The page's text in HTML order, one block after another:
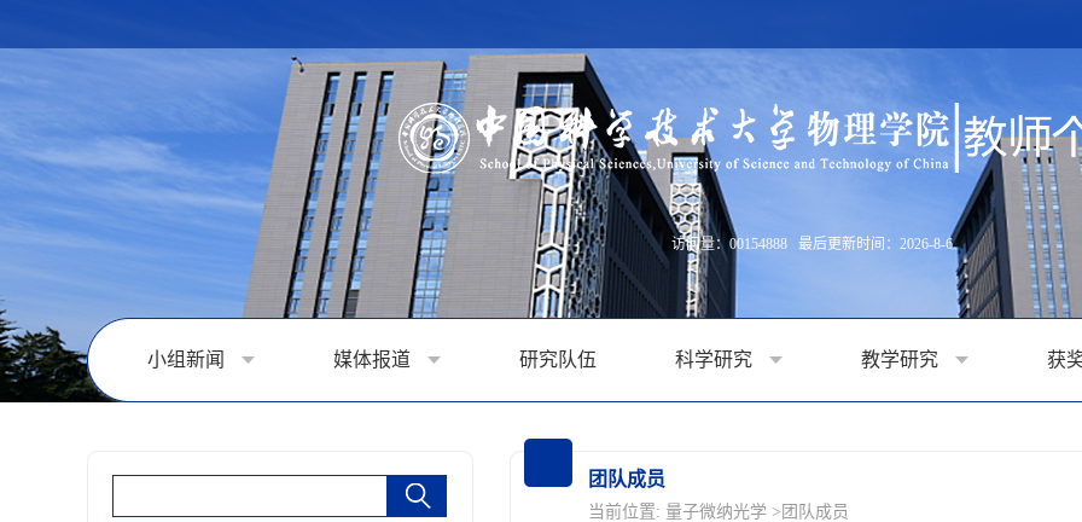
访问量： 00154888 最后更新时间： 2026-8-6
小组新闻 媒体报道 研究队伍 科学研究 教学研究 获
团队成员
当前位置: 量子微纳光学 >团队成员